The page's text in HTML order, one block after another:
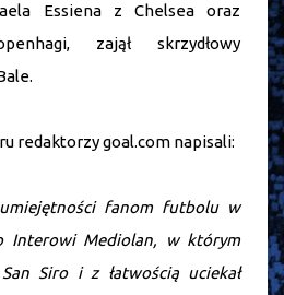
Essiena z Chelsea oraz
zajął skrzydłowy
redaktorzy goal.com napisali:
fanom futbolu w
Interowi Mediolan, w którym
Siro i z łatwością uciekał